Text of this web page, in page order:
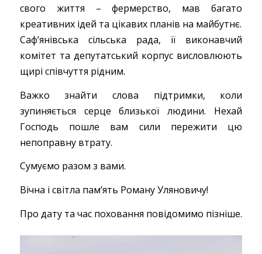
свого життя – фермерство, мав багато
креативних ідей та цікавих планів на майбутнє.
Сафʼянівська сільська рада, її виконавчий
комітет та депутатський корпус висловлюють
щирі співчуття рідним.
Важко знайти слова підтримки, коли
зупиняється серце близької людини. Нехай
Господь пошле вам сили пережити цю
непоправну втрату.
Сумуємо разом з вами.
Вічна і світла пам’ять Роману Уляновичу!
Про дату та час поховання повідомимо пізніше.